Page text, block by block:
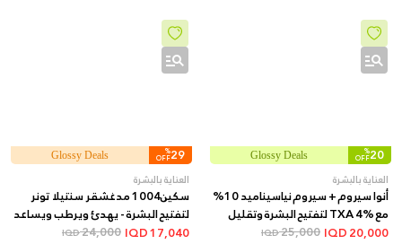
20
%
OFF
Glossy Deals
العناية بالبشرة
أنوا سيروم + سيروم نياسيناميد 10%
مع TXA 4% لتفتيح البشرة وتقليل
البقع الداكنة + 30 مل
20,000
25,000
IQD
29
%
OFF
Glossy Deals
العناية بالبشرة
سكين1004 مدغشقر سنتيلا تونر
لتفتيح البشرة - يهدئ ويرطب ويساعد
على توحيد اللون, 210 مل
17,040
24,000
IQD